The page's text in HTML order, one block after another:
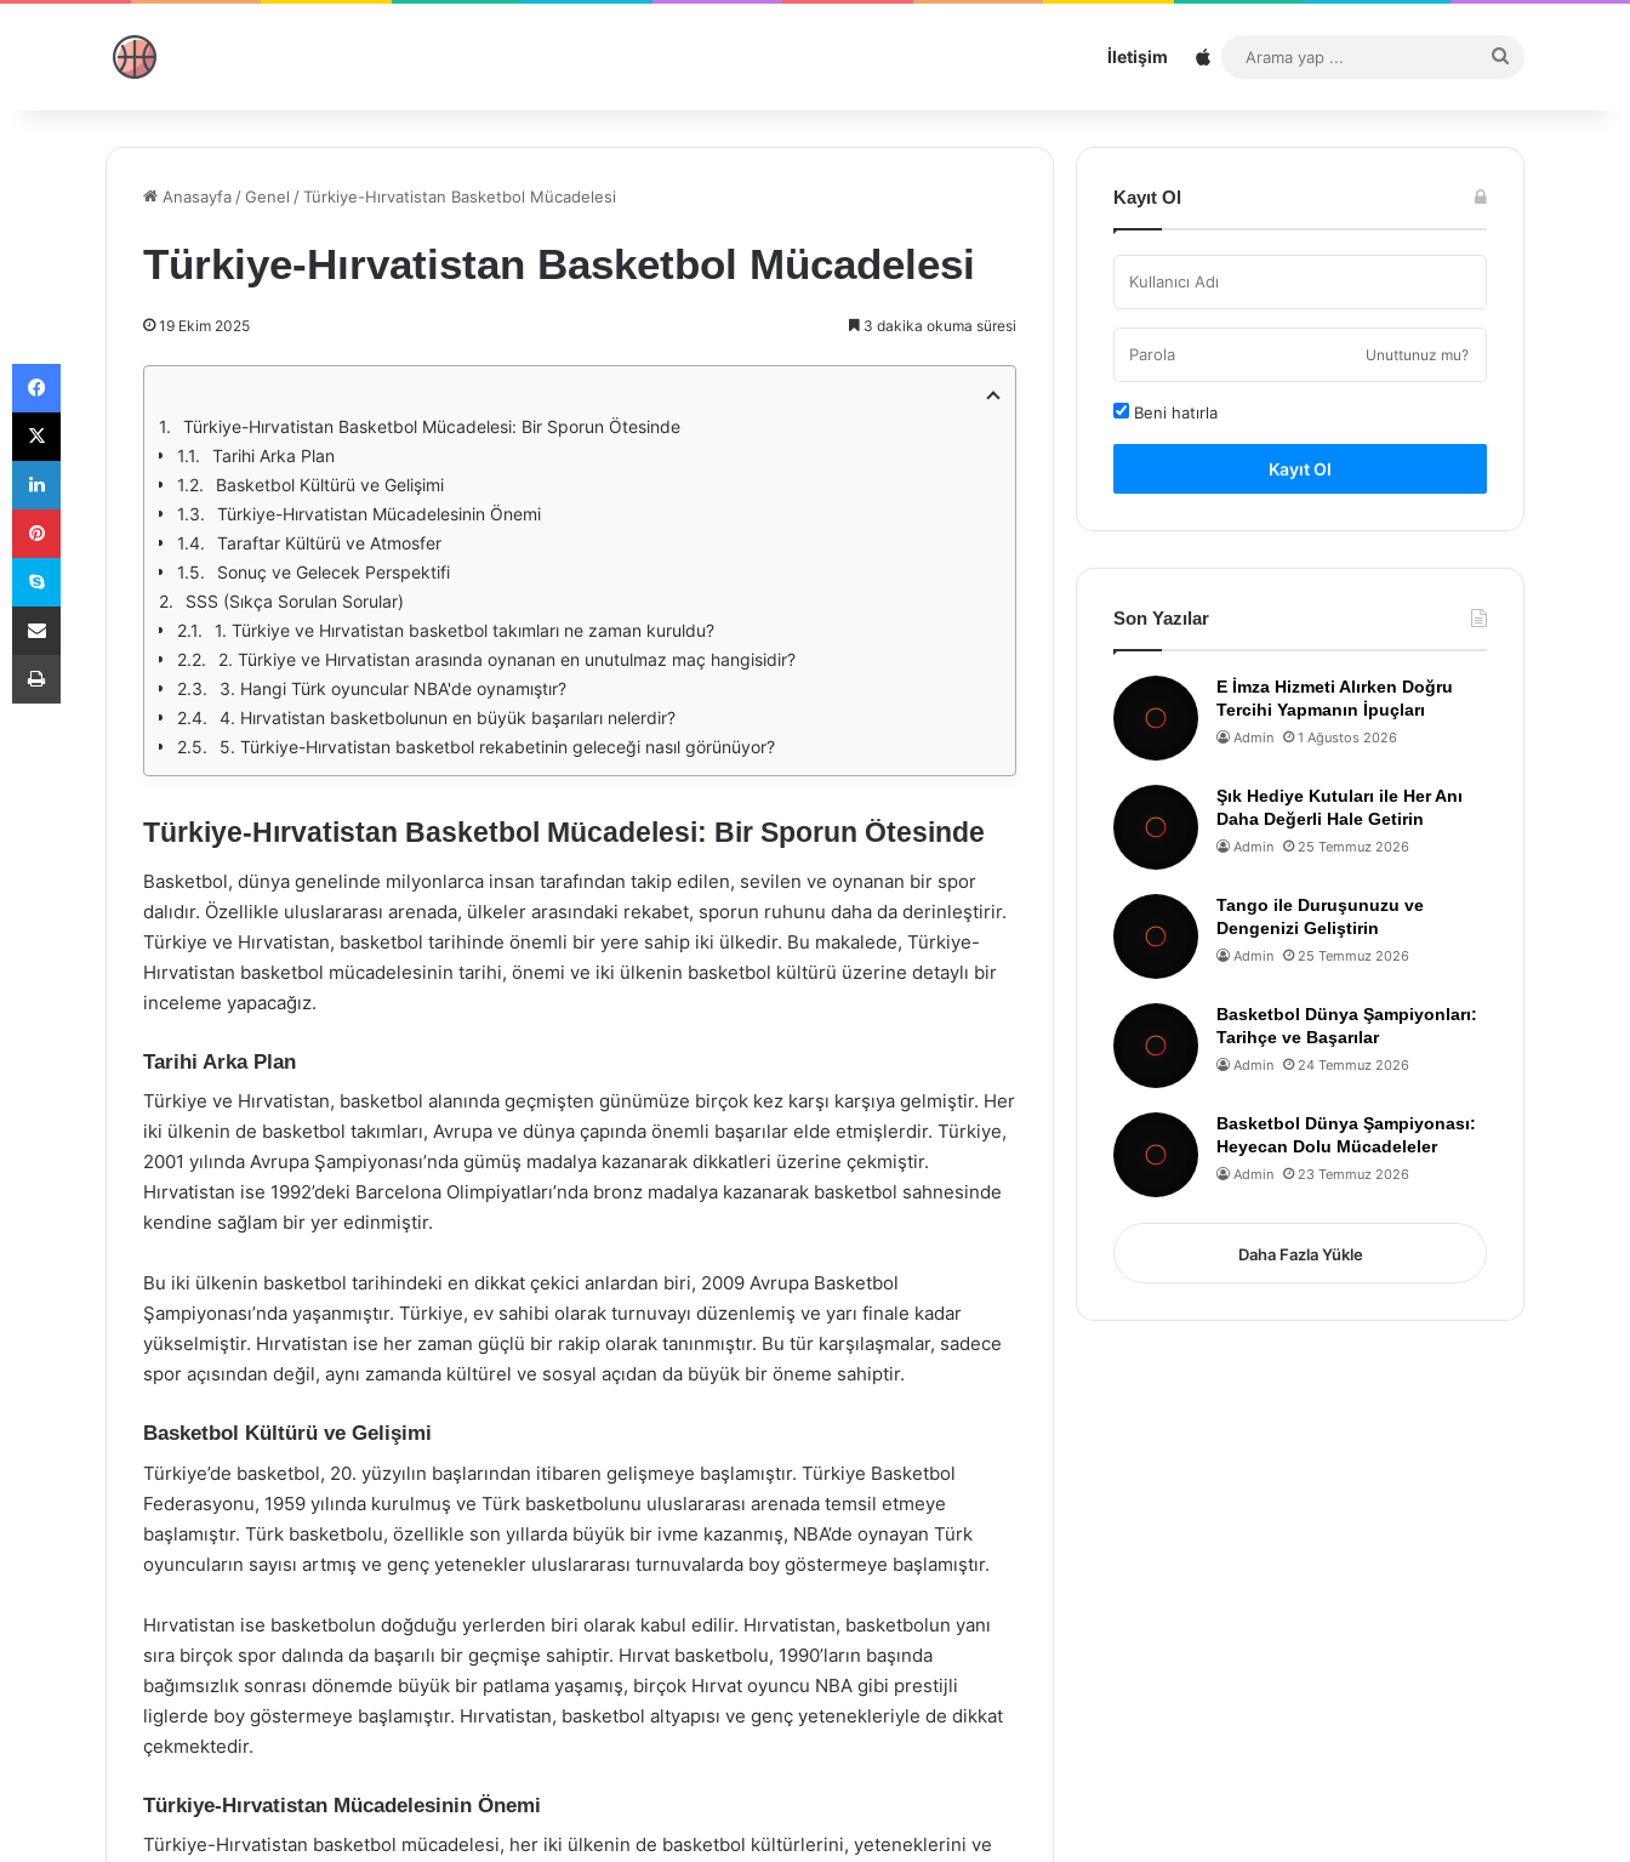
İletişim Sitemap
...
Anasayfa /Genel /Türkiye-Hırvatistan Basketbol Mücadelesi
Türkiye-Hırvatistan Basketbol Mücadelesi
19 Ekim 2025 3 dakika okuma süresi
Türkiye-Hırvatistan Basketbol Mücadelesi: Bir Sporun Ötesinde
Tarihi Arka Plan
Basketbol Kültürü ve Gelişimi
Türkiye-Hırvatistan Mücadelesinin Önemi
Taraftar Kültürü ve Atmosfer
Sonuç ve Gelecek Perspektifi
SSS (Sıkça Sorulan Sorular)
1. Türkiye ve Hırvatistan basketbol takımları ne zaman kuruldu?
2. Türkiye ve Hırvatistan arasında oynanan en unutulmaz maç hangisidir?
3. Hangi Türk oyuncular NBA'de oynamıştır?
4. Hırvatistan basketbolunun en büyük başarıları nelerdir?
5. Türkiye-Hırvatistan basketbol rekabetinin geleceği nasıl görünüyor?
Türkiye-Hırvatistan Basketbol Mücadelesi: Bir Sporun Ötesinde
Basketbol, dünya genelinde milyonlarca insan tarafından takip edilen, sevilen ve oynanan bir spor
dalıdır. Özellikle uluslararası arenada, ülkeler arasındaki rekabet, sporun ruhunu daha da derinleştirir.
Türkiye ve Hırvatistan, basketbol tarihinde önemli bir yere sahip iki ülkedir. Bu makalede, Türkiye-
Hırvatistan basketbol mücadelesinin tarihi, önemi ve iki ülkenin basketbol kültürü üzerine detaylı bir
inceleme yapacağız.
Tarihi Arka Plan
Türkiye ve Hırvatistan, basketbol alanında geçmişten günümüze birçok kez karşı karşıya gelmiştir. Her
iki ülkenin de basketbol takımları, Avrupa ve dünya çapında önemli başarılar elde etmişlerdir. Türkiye,
2001 yılında Avrupa Şampiyonası’nda gümüş madalya kazanarak dikkatleri üzerine çekmiştir.
Hırvatistan ise 1992’deki Barcelona Olimpiyatları’nda bronz madalya kazanarak basketbol sahnesinde
kendine sağlam bir yer edinmiştir.
Bu iki ülkenin basketbol tarihindeki en dikkat çekici anlardan biri, 2009 Avrupa Basketbol
Şampiyonası’nda yaşanmıştır. Türkiye, ev sahibi olarak turnuvayı düzenlemiş ve yarı finale kadar
yükselmiştir. Hırvatistan ise her zaman güçlü bir rakip olarak tanınmıştır. Bu tür karşılaşmalar, sadece
spor açısından değil, aynı zamanda kültürel ve sosyal açıdan da büyük bir öneme sahiptir.
Basketbol Kültürü ve Gelişimi
Türkiye’de basketbol, 20. yüzyılın başlarından itibaren gelişmeye başlamıştır. Türkiye Basketbol
Federasyonu, 1959 yılında kurulmuş ve Türk basketbolunu uluslararası arenada temsil etmeye
başlamıştır. Türk basketbolu, özellikle son yıllarda büyük bir ivme kazanmış, NBA’de oynayan Türk
oyuncuların sayısı artmış ve genç yetenekler uluslararası turnuvalarda boy göstermeye başlamıştır.
Hırvatistan ise basketbolun doğduğu yerlerden biri olarak kabul edilir. Hırvatistan, basketbolun yanı
sıra birçok spor dalında da başarılı bir geçmişe sahiptir. Hırvat basketbolu, 1990’ların başında
bağımsızlık sonrası dönemde büyük bir patlama yaşamış, birçok Hırvat oyuncu NBA gibi prestijli
liglerde boy göstermeye başlamıştır. Hırvatistan, basketbol altyapısı ve genç yetenekleriyle de dikkat
çekmektedir.
Türkiye-Hırvatistan Mücadelesinin Önemi
Türkiye-Hırvatistan basketbol mücadelesi, her iki ülkenin de basketbol kültürlerini, yeteneklerini ve
Kayıt Ol
Unuttunuz mu?
Beni hatırla
Kayıt Ol
Son Yazılar
E İmza Hizmeti Alırken Doğru
Tercihi Yapmanın İpuçları
Admin 1 Ağustos 2026
Şık Hediye Kutuları ile Her Anı
Daha Değerli Hale Getirin
Admin 25 Temmuz 2026
Tango ile Duruşunuzu ve
Dengenizi Geliştirin
Admin 25 Temmuz 2026
Basketbol Dünya Şampiyonları:
Tarihçe ve Başarılar
Admin 24 Temmuz 2026
Basketbol Dünya Şampiyonası:
Heyecan Dolu Mücadeleler
Admin 23 Temmuz 2026
Daha Fazla Yükle
Facebook
X
LinkedIn
Pinterest
Skype
E-Posta ile paylaş